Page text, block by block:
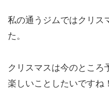
私の通うジムではクリス
た。
クリスマスは今のところ
楽しいことしたいですね！